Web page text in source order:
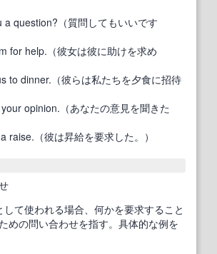
a question?（質問してもいいです
for help.（彼女は彼に助けを求め
to dinner.（彼らは私たちを夕食に招待
opinion.（あなたの意見を聞きた
raise.（彼は昇給を要求した。）
して使われる場合、何かを要求すること
めの問い合わせを指す。具体的な例を